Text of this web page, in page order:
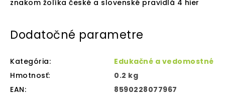
znakom žolíka české a slovenské pravidlá 4 hier
Dodatočné parametre
Kategória:
Edukačné a vedomostné
Hmotnosť:
0.2 kg
EAN:
8590228077967